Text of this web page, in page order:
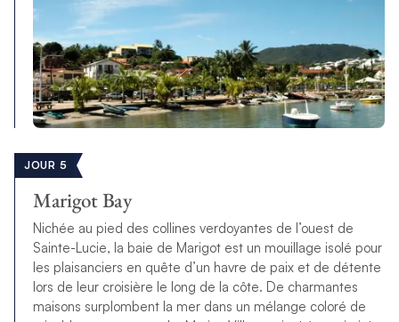
JOUR 5
Marigot Bay
Nichée au pied des collines verdoyantes de l’ouest de
Sainte-Lucie, la baie de Marigot est un mouillage isolé pour
les plaisanciers en quête d’un havre de paix et de détente
lors de leur croisière le long de la côte. De charmantes
maisons surplombent la mer dans un mélange coloré de